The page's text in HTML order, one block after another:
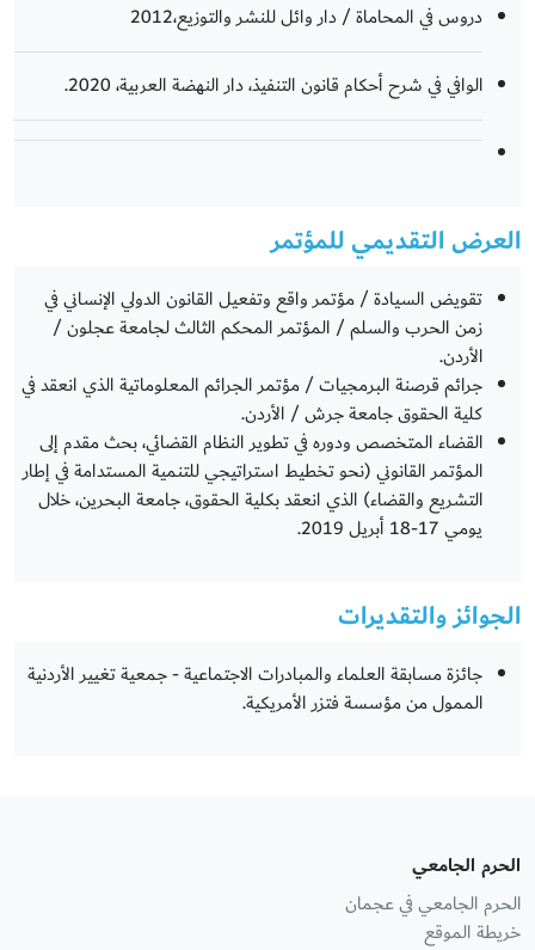
دروس في المحاماة / دار وائل للنشر والتوزيع،2012
الوافي في شرح أحكام قانون التنفيذ، دار النهضة العربية، 2020.
العرض التقديمي للمؤتمر
تقويض السيادة / مؤتمر واقع وتفعيل القانون الدولي الإنساني في
زمن الحرب والسلم / المؤتمر المحكم الثالث لجامعة عجلون /
الأردن.
جرائم قرصنة البرمجيات / مؤتمر الجرائم المعلوماتية الذي انعقد في
كلية الحقوق جامعة جرش / الأردن.
القضاء المتخصص ودوره في تطوير النظام القضائي، بحث مقدم إلى
المؤتمر القانوني (نحو تخطيط استراتيجي للتنمية المستدامة في إطار
التشريع والقضاء) الذي انعقد بكلية الحقوق، جامعة البحرين، خلال
يومي 17-18 أبريل 2019.
الجوائز والتقديرات
جائزة مسابقة العلماء والمبادرات الاجتماعية - جمعية تغيير الأردنية
الممول من مؤسسة فتزر الأمريكية.
الحرم الجامعي
الحرم الجامعي في عجمان
خريطة الموقع